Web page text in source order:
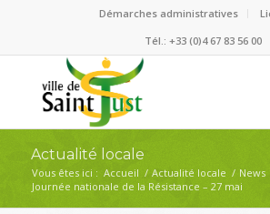
Démarches administratives
Tél.: +33 (0)4 67 83 56 00
Actualité locale
Vous êtes ici : Accueil / Actualité locale / News
Journée nationale de la Résistance – 27 mai